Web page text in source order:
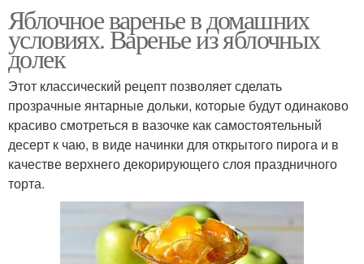
Яблочное варенье в домашних
условиях. Варенье из яблочных
долек
Этот классический рецепт позволяет сделать
прозрачные янтарные дольки, которые будут одинаково
красиво смотреться в вазочке как самостоятельный
десерт к чаю, в виде начинки для открытого пирога и в
качестве верхнего декорирующего слоя праздничного
торта.